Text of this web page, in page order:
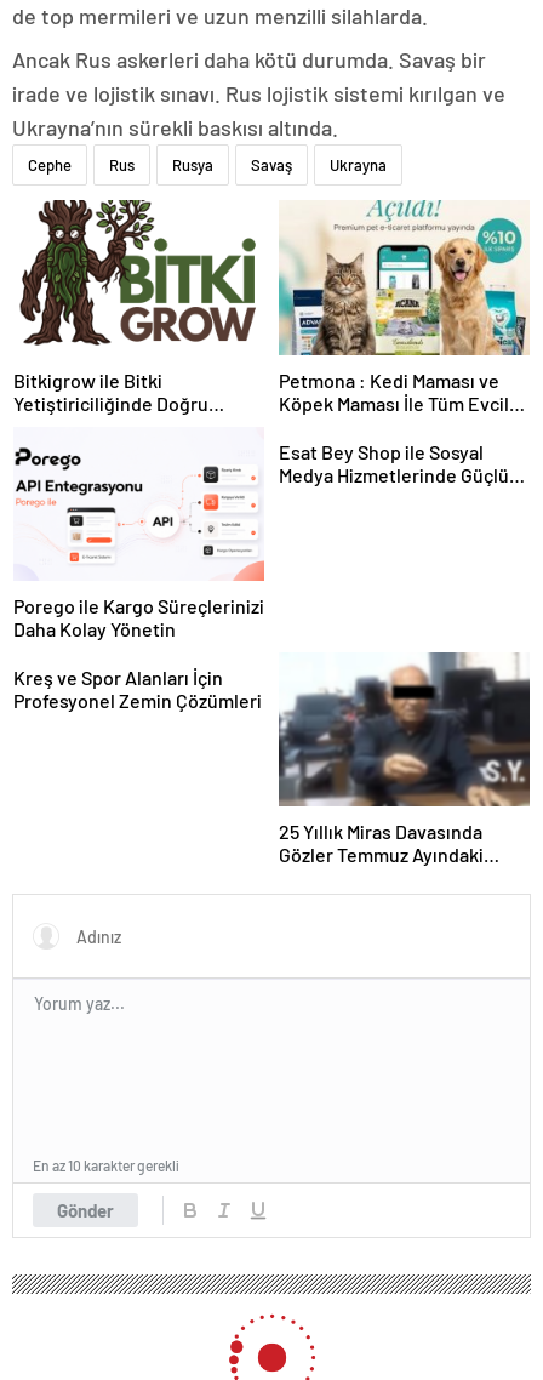
de top mermileri ve uzun menzilli silahlarda.
Ancak Rus askerleri daha kötü durumda. Savaş bir
irade ve lojistik sınavı. Rus lojistik sistemi kırılgan ve
Ukrayna’nın sürekli baskısı altında.
Cephe Rus Rusya Savaş Ukrayna
Bitkigrow ile Bitki
Yetiştiriciliğinde Doğru
Petmona : Kedi Maması ve
Köpek Maması İle Tüm Evcil
Porego ile Kargo Süreçlerinizi
Daha Kolay Yönetin
Esat Bey Shop ile Sosyal
Medya Hizmetlerinde Güçlü
Kreş ve Spor Alanları İçin
Profesyonel Zemin Çözümleri
25 Yıllık Miras Davasında
Gözler Temmuz Ayındaki
Gönder
En az 10 karakter gerekli